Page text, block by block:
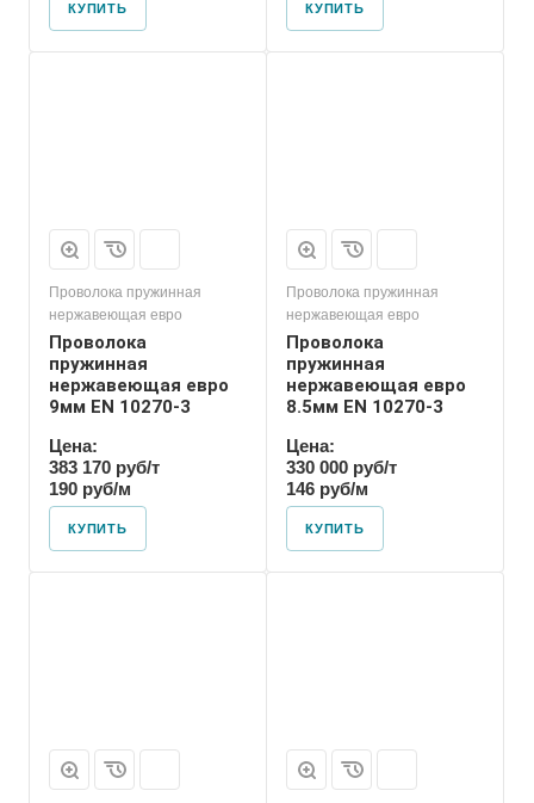
КУПИТЬ КУПИТЬ
Проволока пружинная
нержавеющая евро
Проволока
пружинная
нержавеющая евро
9мм EN 10270-3
Цена:
383 170 руб/т
190 руб/м
КУПИТЬ
Проволока пружинная
нержавеющая евро
Проволока
пружинная
нержавеющая евро
8.5мм EN 10270-3
Цена:
330 000 руб/т
146 руб/м
КУПИТЬ